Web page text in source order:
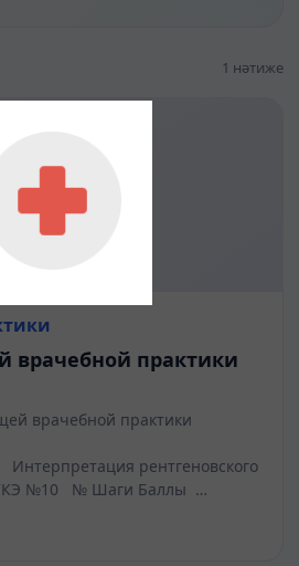
1 нәтиже
врачебной практики
практики
рентгеновского
№10 № Шаги Баллы …